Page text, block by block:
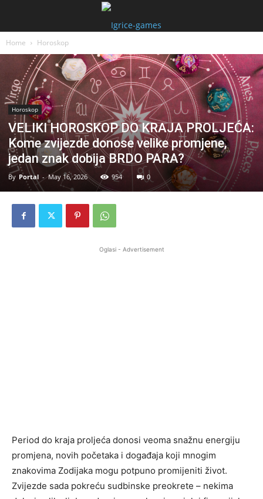
Home Horoskop
Horoskop
VELIKI HOROSKOP DO KRAJA PROLJEĆA:
Kome zvijezde donose velike promjene,
jedan znak dobija BRDO PARA?
By Portal - May 16, 2026 954 0
Oglasi - Advertisement
Period do kraja proljeća donosi veoma snažnu energiju
promjena, novih početaka i događaja koji mnogim
znakovima Zodijaka mogu potpuno promijeniti život.
Zvijezde sada pokreću sudbinske preokrete – nekima